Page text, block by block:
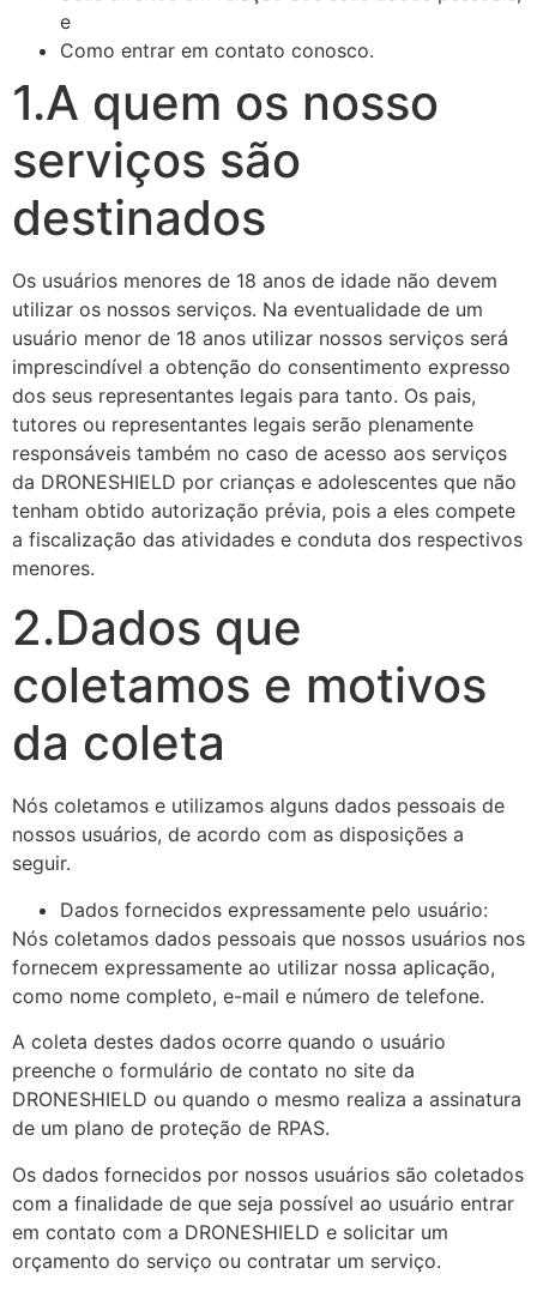
e
Como entrar em contato conosco.
1.A quem os nosso
serviços são
destinados
Os usuários menores de 18 anos de idade não devem
utilizar os nossos serviços. Na eventualidade de um
usuário menor de 18 anos utilizar nossos serviços será
imprescindível a obtenção do consentimento expresso
dos seus representantes legais para tanto. Os pais,
tutores ou representantes legais serão plenamente
responsáveis também no caso de acesso aos serviços
da DRONESHIELD por crianças e adolescentes que não
tenham obtido autorização prévia, pois a eles compete
a fiscalização das atividades e conduta dos respectivos
menores.
2.Dados que
coletamos e motivos
da coleta
Nós coletamos e utilizamos alguns dados pessoais de
nossos usuários, de acordo com as disposições a
seguir.
Dados fornecidos expressamente pelo usuário:
Nós coletamos dados pessoais que nossos usuários nos
fornecem expressamente ao utilizar nossa aplicação,
como nome completo, e-mail e número de telefone.
A coleta destes dados ocorre quando o usuário
preenche o formulário de contato no site da
DRONESHIELD ou quando o mesmo realiza a assinatura
de um plano de proteção de RPAS.
Os dados fornecidos por nossos usuários são coletados
com a finalidade de que seja possível ao usuário entrar
em contato com a DRONESHIELD e solicitar um
orçamento do serviço ou contratar um serviço.